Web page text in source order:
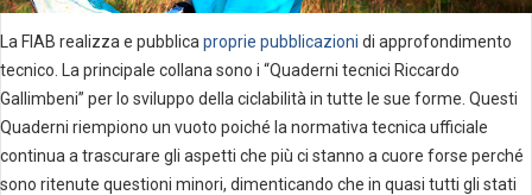
La FIAB realizza e pubblica proprie pubblicazioni di approfondimento
tecnico. La principale collana sono i “Quaderni tecnici Riccardo
Gallimbeni” per lo sviluppo della ciclabilità in tutte le sue forme. Questi
Quaderni riempiono un vuoto poiché la normativa tecnica ufficiale
continua a trascurare gli aspetti che più ci stanno a cuore forse perché
sono ritenute questioni minori, dimenticando che in quasi tutti gli stati